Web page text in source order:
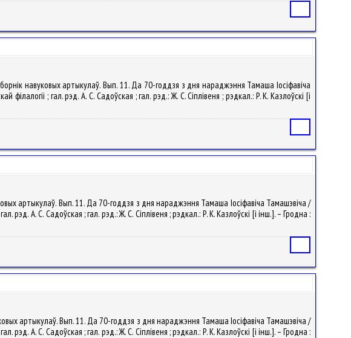
навуковых артыкулаў. Вып. 11. Да 70-годдзя з дня нараджэння Тамаша Іосіфавіча
; гал. рэд. А. С. Садоўская ; гал. рэд.: Ж. С. Сіплівеня ; рэдкал.: Р. К. Казлоўскі [і
артыкулаў. Вып. 11. Да 70-годдзя з дня нараджэння Тамаша Іосіфавіча Тамашэвіча /
рэд. А. С. Садоўская ; гал. рэд.: Ж. С. Сіплівеня ; рэдкал.: Р. К. Казлоўскі [і інш.]. – Гродна :
артыкулаў. Вып. 11. Да 70-годдзя з дня нараджэння Тамаша Іосіфавіча Тамашэвіча /
рэд. А. С. Садоўская ; гал. рэд.: Ж. С. Сіплівеня ; рэдкал.: Р. К. Казлоўскі [і інш.]. – Гродна :